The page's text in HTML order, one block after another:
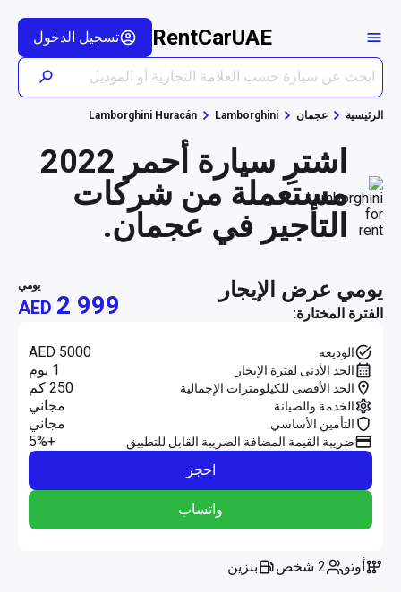
RentCarUAE تسجيل الدخول
الرئيسية عجمان Lamborghini
Lamborghini Huracán
اشترِ سيارة أحمر 2022
مستعملة من شركات
التأجير في عجمان.
يومي عرض الإيجار
الفترة المختارة:
يومي
AED 2 999
الوديعة AED 5000
الحد الأدنى لفترة الإيجار 1 يوم
الحد الأقصى للكيلومترات الإجمالية 250 كم
الخدمة والصيانة مجاني
التأمين الأساسي مجاني
ضريبة القيمة المضافة الضريبة القابل للتطبيق
+5%
احجز
واتساب
أوتو 2 شخص بنزين